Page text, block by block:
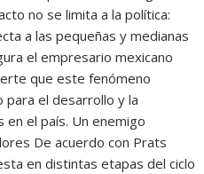
no se limita a la política:
a las pequeñas y medianas
el empresario mexicano
que este fenómeno
el desarrollo y la
el país. Un enemigo
De acuerdo con Prats
en distintas etapas del ciclo